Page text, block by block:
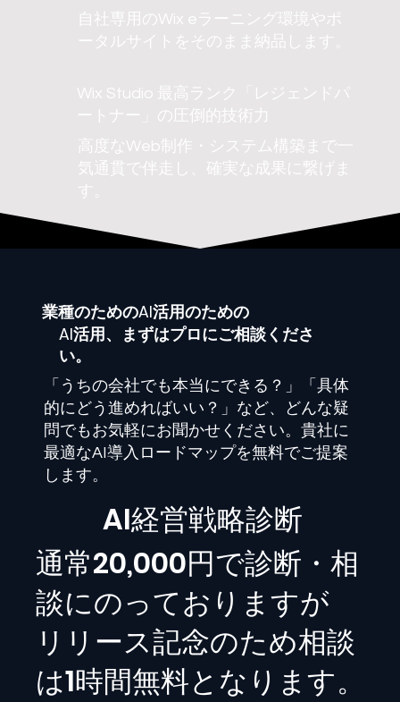
自社専用のWix eラーニング環境やポ
ータルサイトをそのまま納品します。
Wix Studio 最高ランク「レジェンドパ
ートナー」の圧倒的技術力
高度なWeb制作・システム構築まで一
気通貫で伴走し、確実な成果に繋げま
す。
業種のためのAI活用のための
AI活用、まずはプロにご相談くださ
い。
「うちの会社でも本当にできる？」「具体
的にどう進めればいい？」など、どんな疑
問でもお気軽にお聞かせください。貴社に
最適なAI導入ロードマップを無料でご提案
します。
​AI経営戦略診断
通常20,000円で診断・相
談にのっておりますが
リリース記念のため相談
は1時間無料となります。